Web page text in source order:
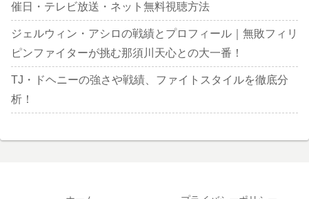
催日・テレビ放送・ネット無料視聴方法
ジェルウィン・アシロの戦績とプロフィール｜無敗フィリ
ピンファイターが挑む那須川天心との大一番！
TJ・ドヘニーの強さや戦績、ファイトスタイルを徹底分
析！